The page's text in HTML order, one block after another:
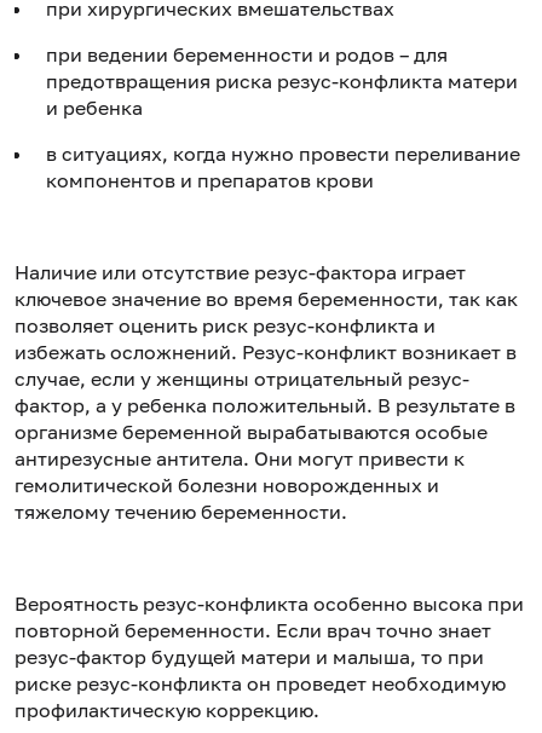
при хирургических вмешательствах
при ведении беременности и родов – для
предотвращения риска резус-конфликта матери
и ребенка
в ситуациях, когда нужно провести переливание
компонентов и препаратов крови
Наличие или отсутствие резус-фактора играет
ключевое значение во время беременности, так как
позволяет оценить риск резус-конфликта и
избежать осложнений. Резус-конфликт возникает в
случае, если у женщины отрицательный резус-
фактор, а у ребенка положительный. В результате в
организме беременной вырабатываются особые
антирезусные антитела. Они могут привести к
гемолитической болезни новорожденных и
тяжелому течению беременности.
Вероятность резус-конфликта особенно высока при
повторной беременности. Если врач точно знает
резус-фактор будущей матери и малыша, то при
риске резус-конфликта он проведет необходимую
профилактическую коррекцию.